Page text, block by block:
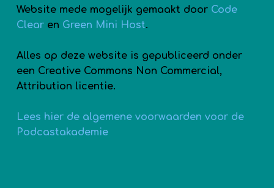
Website mede mogelijk gemaakt door Code
Clearen Green Mini Host.
Alles op deze website is gepubliceerd onder
een Creative Commons Non Commercial,
Attribution licentie.
Lees hier de algemene voorwaarden voor de
Podcastakademie